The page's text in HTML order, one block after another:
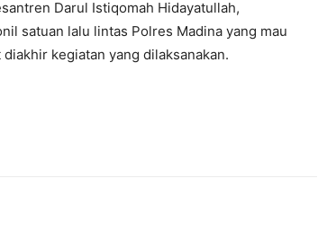
Darul Istiqomah Hidayatullah,
satuan lalu lintas Polres Madina yang mau
kegiatan yang dilaksanakan.